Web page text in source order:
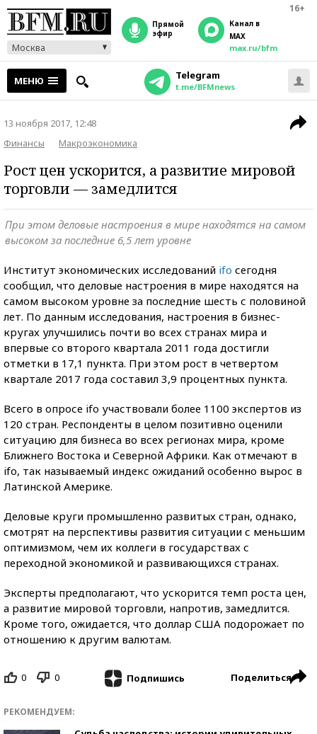
16+
Москва
прямой
эфир
Канал в
MAX
max.ru/bfm
МЕНЮ Telegram
t.me/BFMnews
13 ноября 2017, 12:48
Финансы
Макроэкономика
Рост цен ускорится, а развитие мировой
торговли — замедлится
При этом деловые настроения в мире находятся на самом
высоком за последние 6,5 лет уровне
Институт экономических исследований ifo сегодня
сообщил, что деловые настроения в мире находятся на
самом высоком уровне за последние шесть с половиной
лет. По данным исследования, настроения в бизнес-
кругах улучшились почти во всех странах мира и
впервые со второго квартала 2011 года достигли
отметки в 17,1 пункта. При этом рост в четвертом
квартале 2017 года составил 3,9 процентных пункта.
Всего в опросе ifo участвовали более 1100 экспертов из
120 стран. Респонденты в целом позитивно оценили
ситуацию для бизнеса во всех регионах мира, кроме
Ближнего Востока и Северной Африки. Как отмечают в
ifo, так называемый индекс ожиданий особенно вырос в
Латинской Америке.
Деловые круги промышленно развитых стран, однако,
смотрят на перспективы развития ситуации с меньшим
оптимизмом, чем их коллеги в государствах с
переходной экономикой и развивающихся странах.
Эксперты предполагают, что ускорится темп роста цен,
а развитие мировой торговли, напротив, замедлится.
Кроме того, ожидается, что доллар США подорожает по
отношению к другим валютам.
0 0 Подпишись Поделиться
РЕКОМЕНДУЕМ: